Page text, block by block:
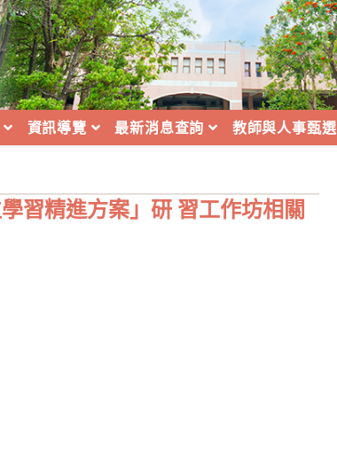
資訊導覽 最新消息查詢 教師與人事甄選
習精進方案」研 習工作坊相關